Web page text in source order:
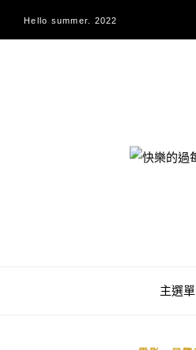
Hello summer. 2022
主選單